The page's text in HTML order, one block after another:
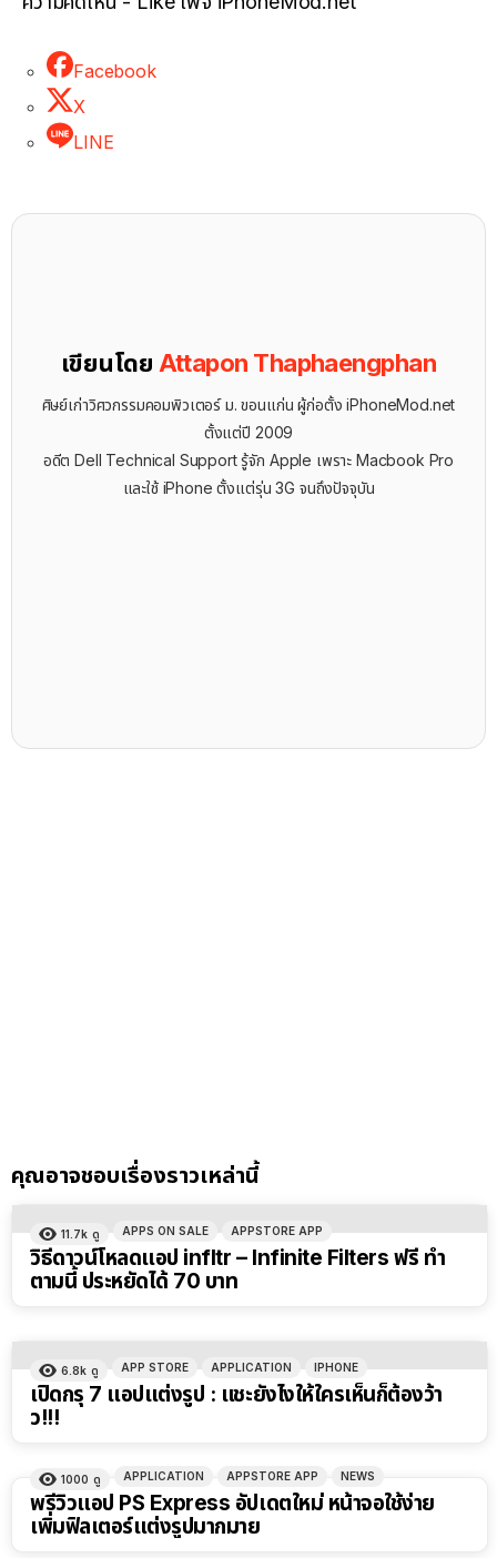
Facebook
X
LINE
เขียนโดย Attapon Thaphaengphan
ศิษย์เก่าวิศวกรรมคอมพิวเตอร์ ม. ขอนแก่น ผู้ก่อตั้ง iPhoneMod.net
ตั้งแต่ปี 2009
อดีต Dell Technical Support รู้จัก ​Apple เพราะ Macbook Pro
และใช้ iPhone ตั้งแต่รุ่น 3G จนถึงปัจจุบัน
คุณอาจชอบเรื่องราวเหล่านี้
11.7k ดู APPS ON SALE APPSTORE APP
วิธีดาวน์โหลดแอป infltr – Infinite Filters ฟรี ทำ
ตามนี้ ประหยัดได้ 70 บาท
6.8k ดู APP STORE APPLICATION IPHONE
เปิดกรุ 7 แอปแต่งรูป : แชะยังไงให้ใครเห็นก็ต้องว้า
ว!!!
1000 ดู APPLICATION APPSTORE APP NEWS
พรีวิวแอป PS Express อัปเดตใหม่ หน้าจอใช้ง่าย
เพิ่มฟิลเตอร์แต่งรูปมากมาย